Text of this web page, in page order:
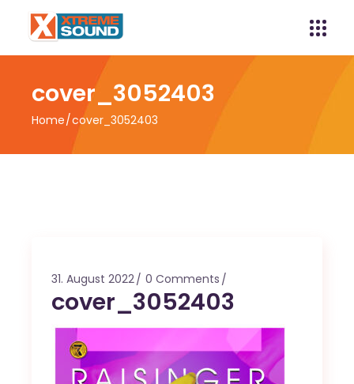
cover_3052403
Home cover_3052403
31. August 2022 0 Comments
cover_3052403